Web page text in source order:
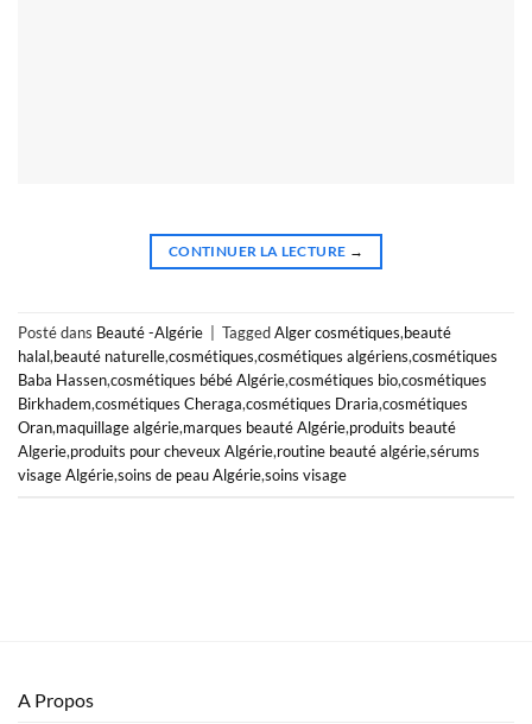
CONTINUER LA LECTURE →
Posté dans Beauté -Algérie TaggedAlger cosmétiques,beauté
halal,beauté naturelle,cosmétiques,cosmétiques algériens,cosmétiques
Baba Hassen,cosmétiques bébé Algérie,cosmétiques bio,cosmétiques
Birkhadem,cosmétiques Cheraga,cosmétiques Draria,cosmétiques
Oran,maquillage algérie,marques beauté Algérie,produits beauté
Algerie,produits pour cheveux Algérie,routine beauté algérie,sérums
visage Algérie,soins de peau Algérie,soins visage
A Propos